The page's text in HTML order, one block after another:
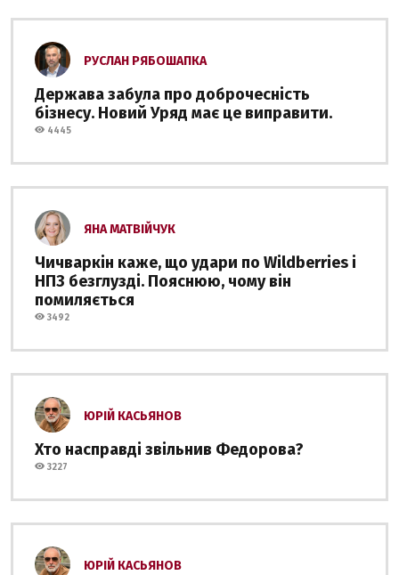
РУСЛАН РЯБОШАПКА
Держава забула про доброчесність
бізнесу. Новий Уряд має це виправити.
4445
ЯНА МАТВІЙЧУК
Чичваркін каже, що удари по Wildberries і
НПЗ безглузді. Пояснюю, чому він
помиляється
3492
ЮРІЙ КАСЬЯНОВ
Хто насправді звільнив Федорова?
3227
ЮРІЙ КАСЬЯНОВ